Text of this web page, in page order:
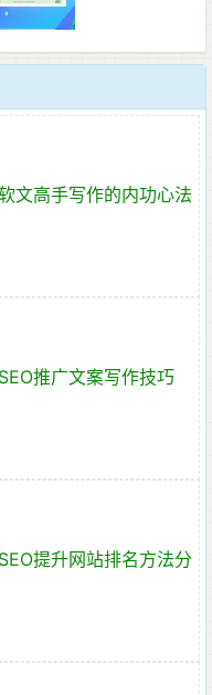
文高手写作的内功心法
推广文案写作技巧
提升网站排名方法分